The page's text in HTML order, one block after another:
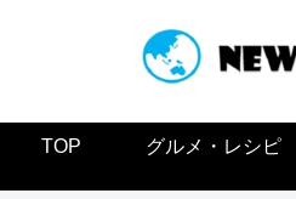
TOP グルメ・レシピ